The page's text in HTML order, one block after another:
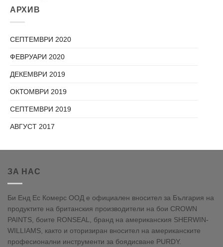
АРХИВ
СЕПТЕМВРИ 2020
ФЕВРУАРИ 2020
ДЕКЕМВРИ 2019
ОКТОМВРИ 2019
СЕПТЕМВРИ 2019
АВГУСТ 2017
ЗА НАС
Би Енд Ес Комерс ООД е официален вносител за България на
продуктите на британския производители на бои CROWN
PAINTS, боите RONSEAL, бранд на американския SHERWIN-
WILLIAMS, както и оторизиран вносител на американските
професионални инструменти за боядисване PURDY.